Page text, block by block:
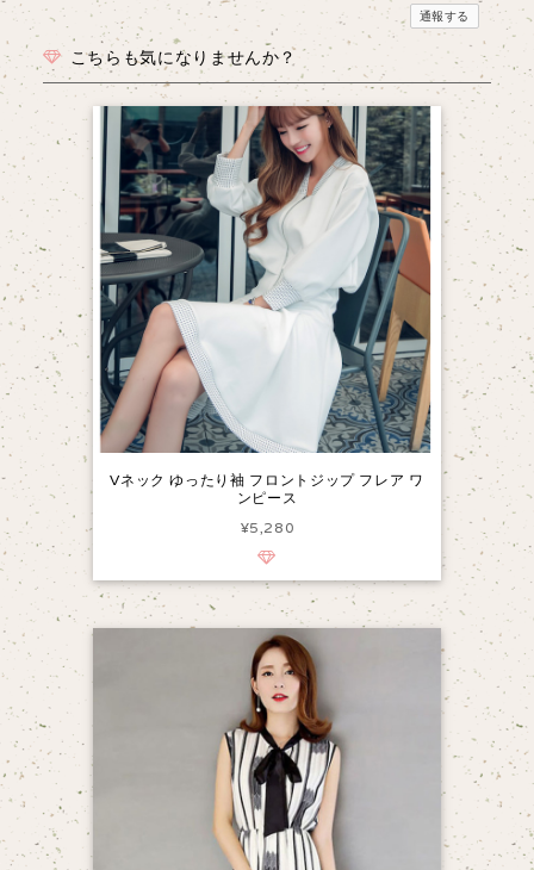
通報する
こちらも気になりませんか？
Vネック ゆったり袖 フロントジップ フレア ワ
ンピース
¥5,280